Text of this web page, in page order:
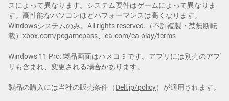
スによって異なります。システム要件はゲームによって異なりま
す。高性能なパソコンほどパフォーマンスは高くなります。
Windowsシステムのみ。All rights reserved.（不許複製・禁無断転
載） xbox.com/pcgamepass ea.com/ea-play/terms
Windows 11 Pro: 製品画面はハメコミです。アプリには別売のアプ
リも含まれ、変更される場合があります。
製品の購入には当社の販売条件（Dell.jp/policy）が適用されます。